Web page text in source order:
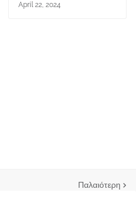
April 22, 2024
Παλαιότερη